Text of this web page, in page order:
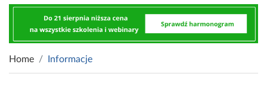
Home Informacje